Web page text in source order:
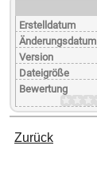
Erstelldatum
Änderungsdatum
Version
Dateigröße
Bewertung
Zurück